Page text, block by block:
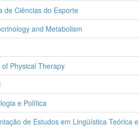
de Ciências do Esporte
and Metabolism
Physical Therapy
e Política
de Estudos em Lingüística Teórica